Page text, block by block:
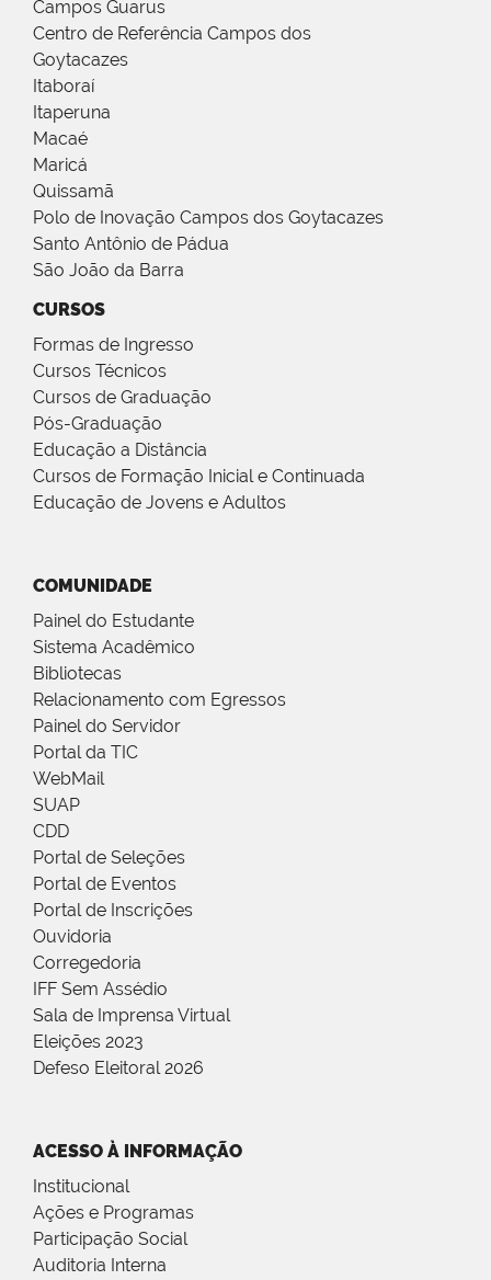
Campos Guarus
Centro de Referência Campos dos
Goytacazes
Itaboraí
Itaperuna
Macaé
Maricá
Quissamã
Polo de Inovação Campos dos Goytacazes
Santo Antônio de Pádua
São João da Barra
CURSOS
Formas de Ingresso
Cursos Técnicos
Cursos de Graduação
Pós-Graduação
Educação a Distância
Cursos de Formação Inicial e Continuada
Educação de Jovens e Adultos
COMUNIDADE
Painel do Estudante
Sistema Acadêmico
Bibliotecas
Relacionamento com Egressos
Painel do Servidor
Portal da TIC
WebMail
SUAP
CDD
Portal de Seleções
Portal de Eventos
Portal de Inscrições
Ouvidoria
Corregedoria
IFF Sem Assédio
Sala de Imprensa Virtual
Eleições 2023
Defeso Eleitoral 2026
ACESSO À INFORMAÇÃO
Institucional
Ações e Programas
Participação Social
Auditoria Interna